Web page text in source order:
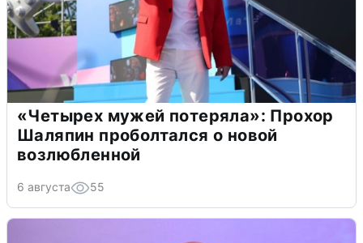
«Четырех мужей потеряла»: Прохор
Шаляпин проболтался о новой
возлюбленной
6 августа 55